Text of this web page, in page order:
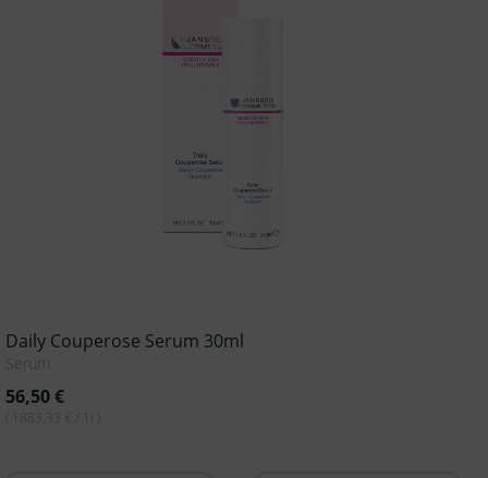
Daily Couperose Serum 30ml
Serum
56,50€
( 1883,33 € / 1l )